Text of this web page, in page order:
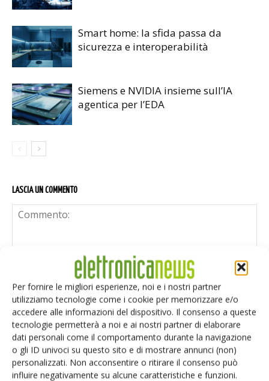
Per fornire le migliori esperienze, noi e i nostri partner
utilizziamo tecnologie come i cookie per memorizzare e/o
accedere alle informazioni del dispositivo. Il consenso a queste
tecnologie permetterà a noi e ai nostri partner di elaborare
dati personali come il comportamento durante la navigazione
o gli ID univoci su questo sito e di mostrare annunci (non)
personalizzati. Non acconsentire o ritirare il consenso può
influire negativamente su alcune caratteristiche e funzioni.
Smart home: la sfida passa da
sicurezza e interoperabilità
Siemens e NVIDIA insieme sull’IA
agentica per l’EDA
LASCIA UN COMMENTO